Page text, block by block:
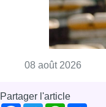
08 août 2026
Partager l'article